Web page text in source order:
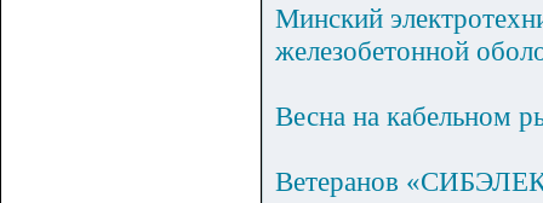
Минский
железобетонной
Весна на кабельном
Ветеранов